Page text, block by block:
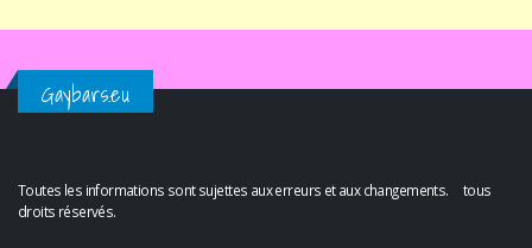
Gaybars.eu
Toutes les informations sont sujettes aux erreurs et aux changements. tous
droits réservés.